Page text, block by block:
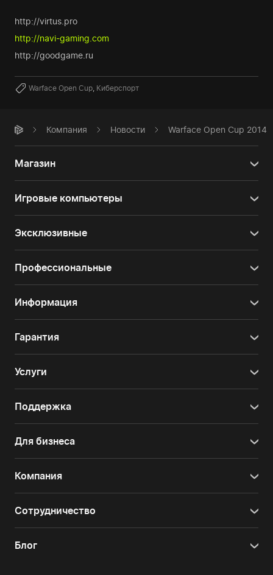
http://virtus.pro
http://navi-gaming.com
http://goodgame.ru
Warface Open Cup Киберспорт
Компания Новости Warface Open Cup 2014
Магазин
Игровые компьютеры
Эксклюзивные
Профессиональные
Информация
Гарантия
Услуги
Поддержка
Для бизнеса
Компания
Сотрудничество
Блог